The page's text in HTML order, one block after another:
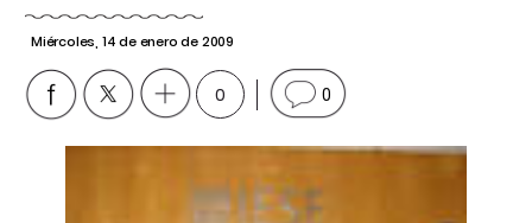
Miércoles, 14 de enero de 2009
0 0